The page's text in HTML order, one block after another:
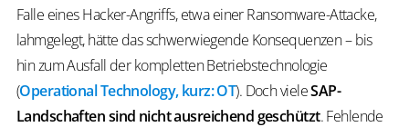
Falle eines Hacker-Angriffs, etwa einer Ransomware-Attacke,
lahmgelegt, hätte das schwerwiegende Konsequenzen – bis
hin zum Ausfall der kompletten Betriebstechnologie
(Operational Technology, kurz: OT). Doch vieleSAP-
Landschaften sind nicht ausreichend geschützt. Fehlende